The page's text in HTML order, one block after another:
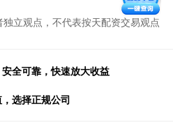
独立观点，不代表按天配资交易观点
全可靠，快速放大收益
选择正规公司